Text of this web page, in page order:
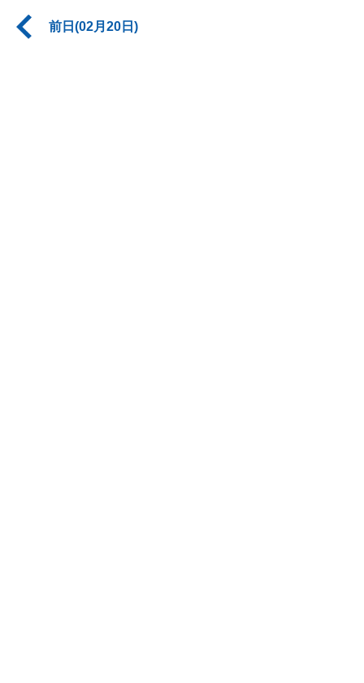
前日(02月20日)